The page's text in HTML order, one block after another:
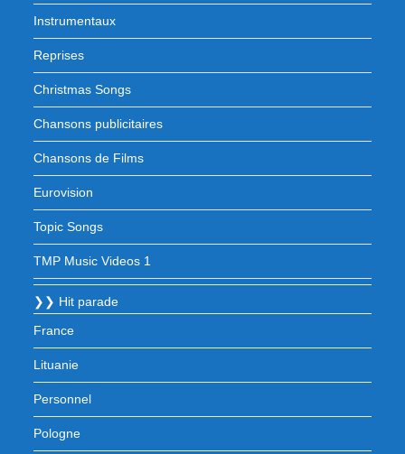
Instrumentaux
Reprises
Christmas Songs
Chansons publicitaires
Chansons de Films
Eurovision
Topic Songs
TMP Music Videos 1
❯❯ Hit parade
France
Lituanie
Personnel
Pologne